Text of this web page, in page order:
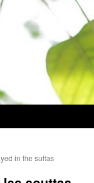
in the suttas